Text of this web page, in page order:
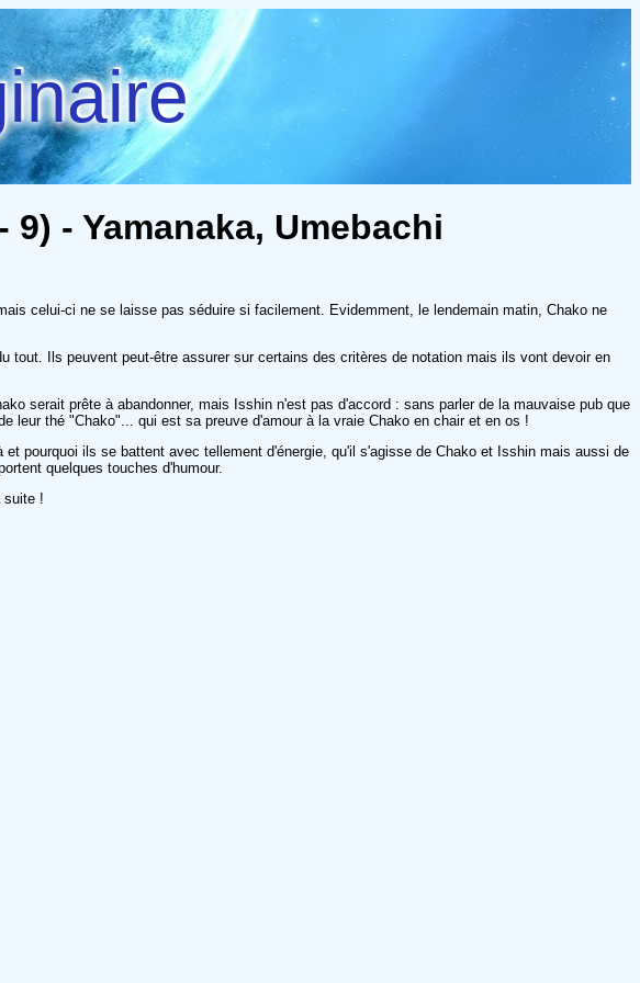
- Yamanaka, Umebachi
celui-ci ne se laisse pas séduire si facilement. Evidemment, le lendemain matin, Chako ne
tout. Ils peuvent peut-être assurer sur certains des critères de notation mais ils vont devoir en
serait prête à abandonner, mais Isshin n'est pas d'accord : sans parler de la mauvaise pub que
leur thé "Chako"... qui est sa preuve d'amour à la vraie Chako en chair et en os !
pourquoi ils se battent avec tellement d'énergie, qu'il s'agisse de Chako et Isshin mais aussi de
quelques touches d'humour.
suite !